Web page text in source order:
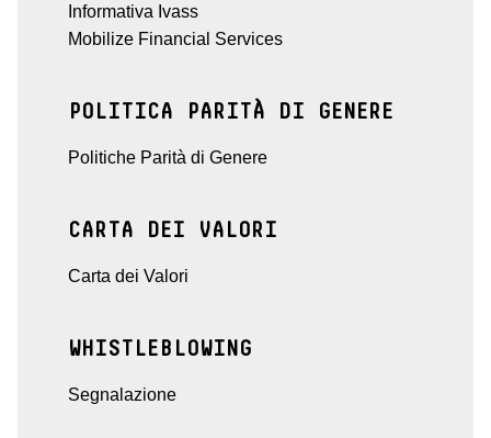
Informativa Ivass
Mobilize Financial Services
POLITICA PARITÀ DI GENERE
Politiche Parità di Genere
CARTA DEI VALORI
Carta dei Valori
WHISTLEBLOWING
Segnalazione